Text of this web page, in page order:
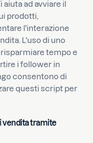
ad avviare il
prodotti,
l'interazione
L'uso di uno
tempo e
i follower in
consentono di
questi script per
vendita tramite